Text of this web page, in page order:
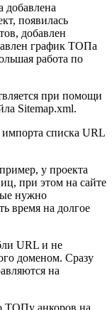
добавлена
появилась
добавлен
график ТОПа
работа по
при помощи
Sitemap.xml.
у проекта
при этом на сайте
нужно
время на долгое
URL и не
доменом. Сразу
на
ТОПу анкоров на